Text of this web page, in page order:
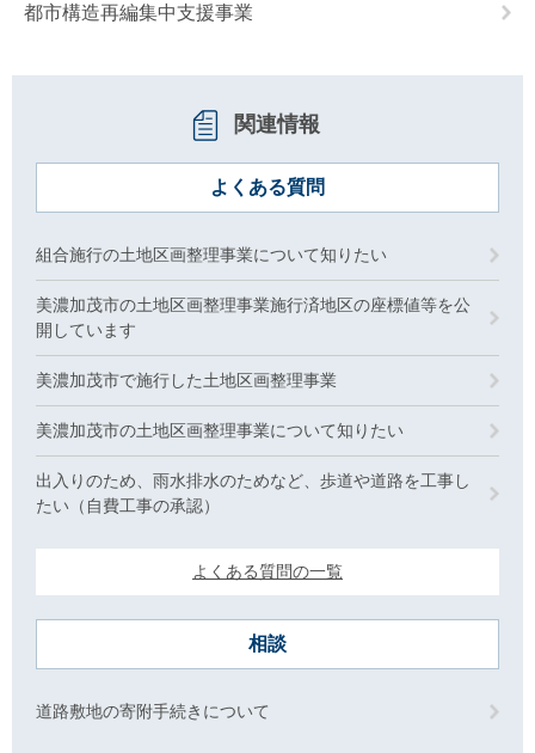
都市構造再編集中支援事業
関連情報
よくある質問
組合施行の土地区画整理事業について知りたい
美濃加茂市の土地区画整理事業施行済地区の座標値等を公
開しています
美濃加茂市で施行した土地区画整理事業
美濃加茂市の土地区画整理事業について知りたい
出入りのため、雨水排水のためなど、歩道や道路を工事し
たい（自費工事の承認）
よくある質問の一覧
相談
道路敷地の寄附手続きについて